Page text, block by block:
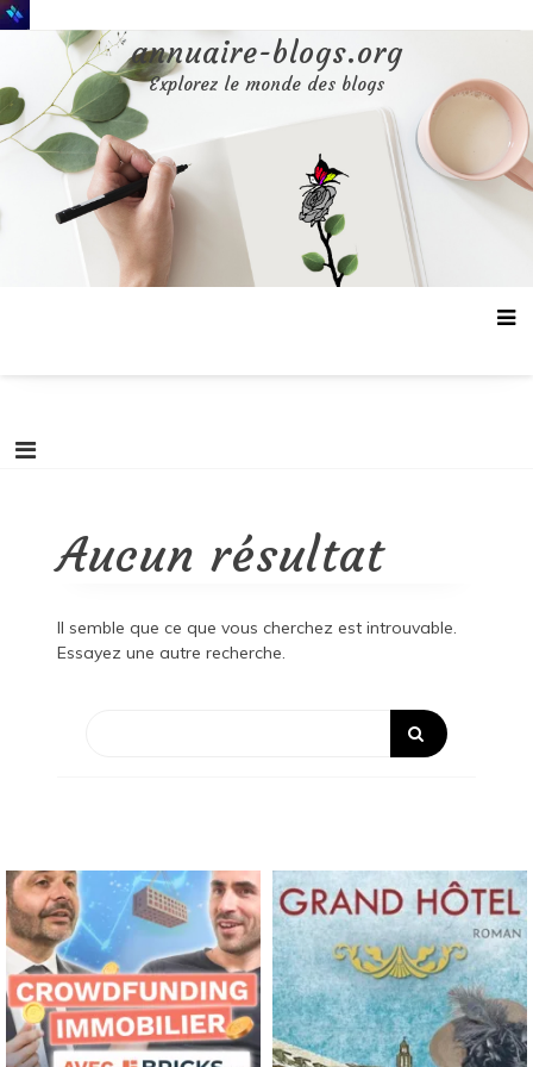
Aller
au
annuaire-blogs.org
Explorez le monde des blogs
Aucun résultat
Il semble que ce que vous cherchez est introuvable.
Essayez une autre recherche.